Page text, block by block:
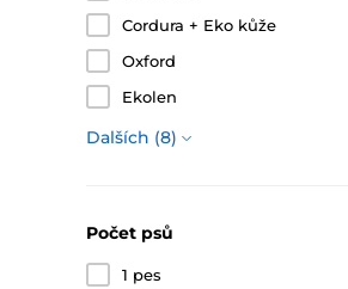
Cordura + Eko kůže
Oxford
Ekolen
Dalších (8)
Počet psů
1 pes